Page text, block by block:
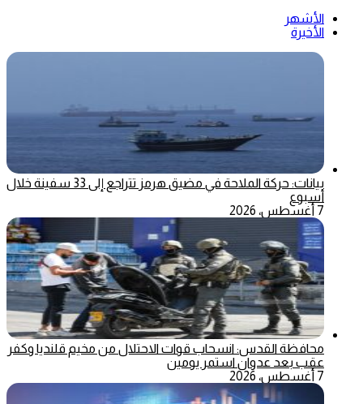
الأشهر
الأخيرة
بيانات: حركة الملاحة في مضيق هرمز تتراجع إلى 33 سفينة خلال
أسبوع
7 أغسطس، 2026
محافظة القدس: انسحاب قوات الاحتلال من مخيم قلنديا وكفر
عقب بعد عدوان استمر يومين
7 أغسطس، 2026